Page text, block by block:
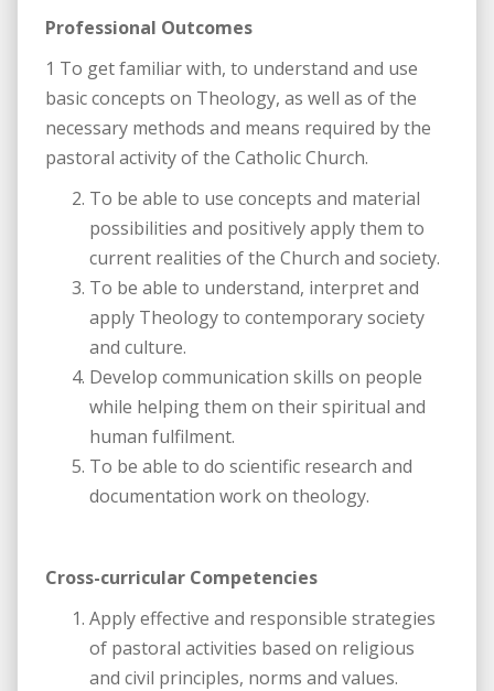
Professional Outcomes
1 To get familiar with, to understand and use
basic concepts on Theology, as well as of the
necessary methods and means required by the
pastoral activity of the Catholic Church.
To be able to use concepts and material
possibilities and positively apply them to
current realities of the Church and society.
To be able to understand, interpret and
apply Theology to contemporary society
and culture.
Develop communication skills on people
while helping them on their spiritual and
human fulfilment.
To be able to do scientific research and
documentation work on theology.
Cross-curricular Competencies
Apply effective and responsible strategies
of pastoral activities based on religious
and civil principles, norms and values.